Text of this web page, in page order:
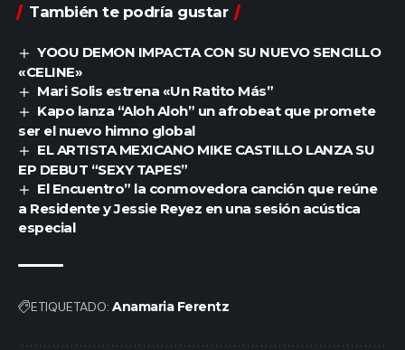
También te podría gustar
YOOU DEMON IMPACTA CON SU NUEVO SENCILLO
«CELINE»
Mari Solis estrena «Un Ratito Más”
Kapo lanza “Aloh Aloh” un afrobeat que promete
ser el nuevo himno global
EL ARTISTA MEXICANO MIKE CASTILLO LANZA SU
EP DEBUT “SEXY TAPES”
El Encuentro” la conmovedora canción que reúne
a Residente y Jessie Reyez en una sesión acústica
especial
ETIQUETADO: Anamaria Ferentz